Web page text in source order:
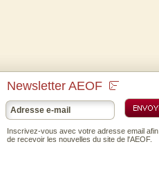
Newsletter AEOF
Inscrivez-vous avec votre adresse email afin
de recevoir les nouvelles du site de l'AEOF.